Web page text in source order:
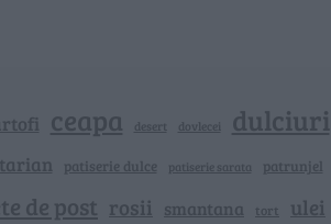
ceapa desert dovlecei dulciuri
patiserie dulce patiserie sarata patrunjel
de post rosii smantana tort ulei